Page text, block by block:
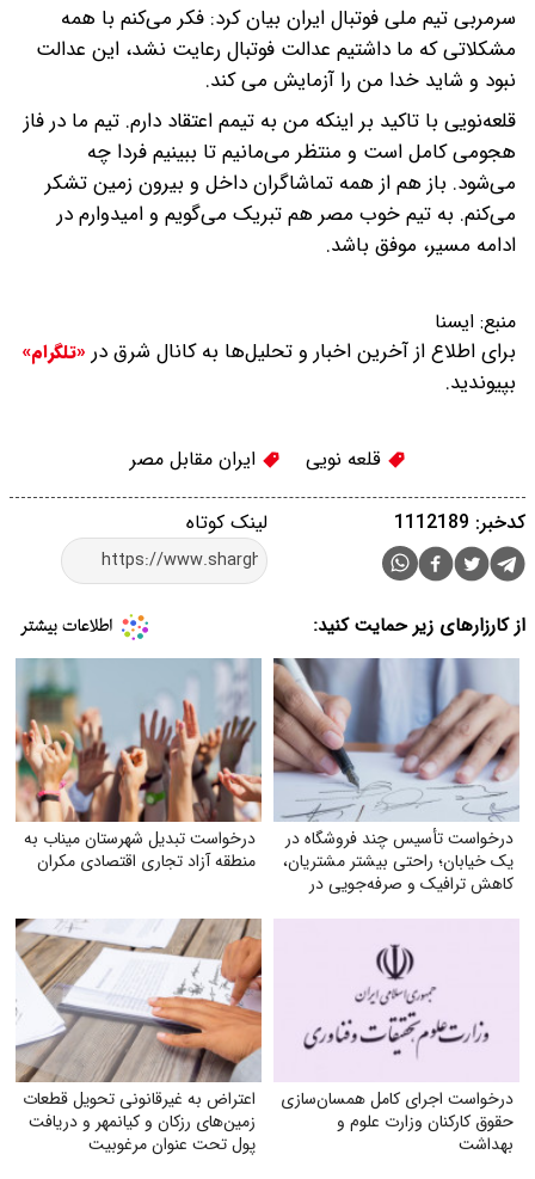
سرمربی تیم ملی فوتبال ایران بیان کرد: فکر می‌کنم با همه
مشکلاتی که ما داشتیم عدالت فوتبال رعایت نشد، این عدالت
نبود و شاید خدا من را آزمایش می کند.
قلعه‌نویی با تاکید بر اینکه من به تیمم اعتقاد دارم. تیم ما در فاز
هجومی کامل است و منتظر می‌مانیم تا ببینیم فردا چه
می‌شود. باز هم از همه تماشاگران داخل و بیرون زمین تشکر
می‌کنم. به تیم خوب مصر هم تبریک می‌گویم و امیدوارم در
ادامه مسیر، موفق باشد.
منبع: ایسنا
برای اطلاع از آخرین اخبار و تحلیل‌ها به کانال شرق در «تلگرام»
بپیوندید.
قلعه نویی ایران مقابل مصر
لینک کوتاه کدخبر: 1112189
از کارزارهای زیر حمایت کنید:
درخواست تأسیس چند فروشگاه در
یک خیابان؛ راحتی بیشتر مشتریان،
کاهش ترافیک و صرفه‌جویی در
درخواست تبدیل شهرستان میناب به
منطقه آزاد تجاری اقتصادی مکران
درخواست اجرای کامل همسان‌سازی
حقوق کارکنان وزارت علوم و
بهداشت
اعتراض به غیرقانونی تحویل قطعات
زمین‌های رزکان و کیانمهر و دریافت
پول تحت عنوان مرغوبیت